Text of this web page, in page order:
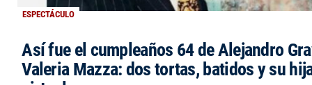
ESPECTÁCULO
Así fue el cumpleaños 64 de Alejandro
Valeria Mazza: dos tortas, batidos y su